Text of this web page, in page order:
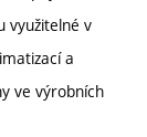
využitelné v
a
ve výrobních